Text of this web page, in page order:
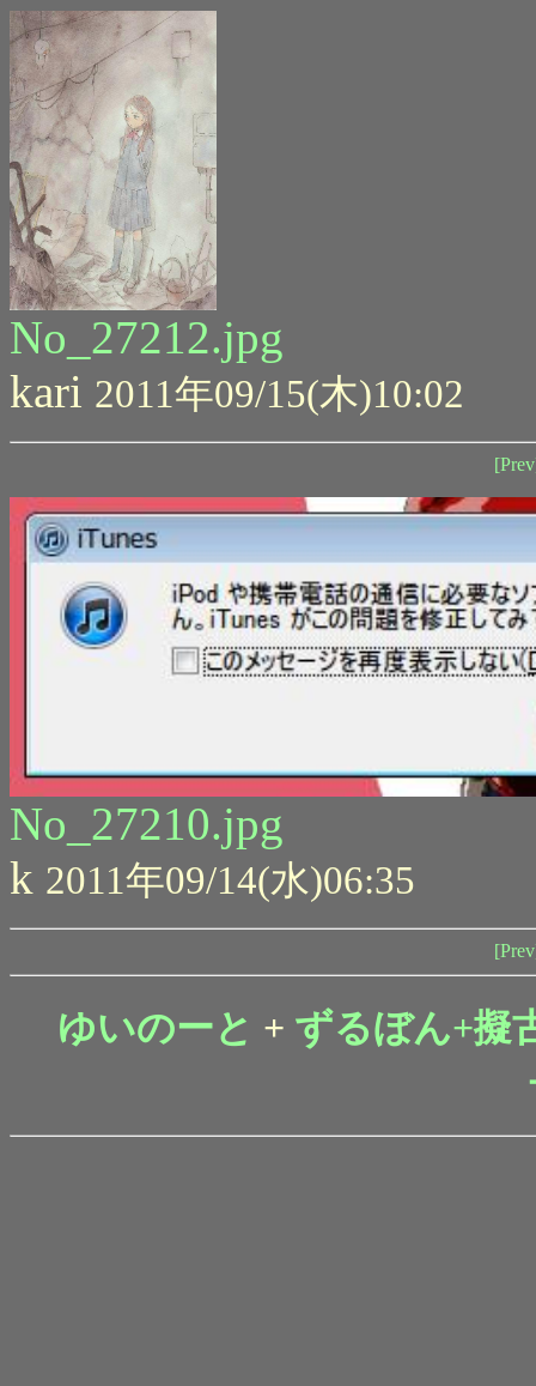
No_27212.jpg
kari 2011年09/15(木)10:02
No_27210.jpg
k 2011年09/14(水)06:35
ゆいのーと + ずるぼん+擬